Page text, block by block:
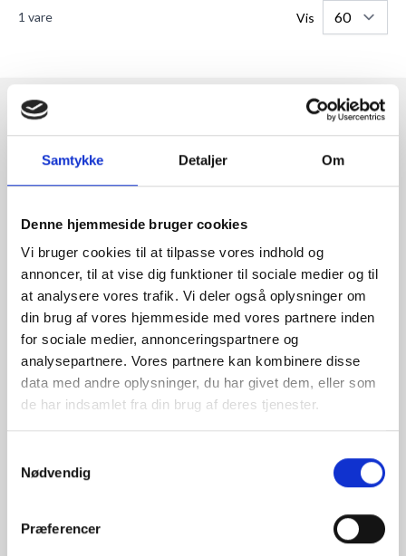
Samtykke Detaljer Om
Denne hjemmeside bruger cookies
Vi bruger cookies til at tilpasse vores indhold og
annoncer, til at vise dig funktioner til sociale medier og til
at analysere vores trafik. Vi deler også oplysninger om
din brug af vores hjemmeside med vores partnere inden
for sociale medier, annonceringspartnere og
analysepartnere. Vores partnere kan kombinere disse
data med andre oplysninger, du har givet dem, eller som
de har indsamlet fra din brug af deres tjenester.
Nødvendig
Præferencer
1 vare Vis
RAMMESHOPPEN.DK
Rammeshoppen ApS
Danmark
Tlf: +45 77 34 11 00
info@rammeshoppen.dk
CVR: DK 27 63 11 42
Åbningstider for kontor
og afhentning:
Mandag - Torsdag: 09.00-16.00
Ved højtider og ferie kan ændringer forekomme. Se mere
her
POPULÆRE KATEGORIER